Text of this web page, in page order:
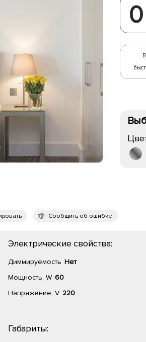
0
Сообщить об ошибке
Электрические свойства:
Диммируемость Нет
Мощность, W 60
Напряжение, V 220
Габариты: